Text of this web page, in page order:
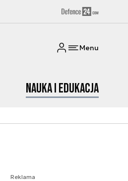
Menu
Nauka i edukacja
Reklama